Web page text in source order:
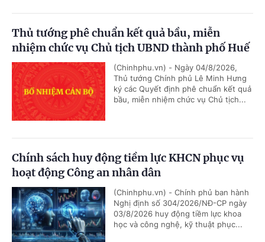
Thủ tướng phê chuẩn kết quả bầu, miễn
nhiệm chức vụ Chủ tịch UBND thành phố Huế
(Chinhphu.vn) - Ngày 04/8/2026,
Thủ tướng Chính phủ Lê Minh Hưng
ký các Quyết định phê chuẩn kết quả
bầu, miễn nhiệm chức vụ Chủ tịch...
Chính sách huy động tiềm lực KHCN phục vụ
hoạt động Công an nhân dân
(Chinhphu.vn) - Chính phủ ban hành
Nghị định số 304/2026/NĐ-CP ngày
03/8/2026 huy động tiềm lực khoa
học và công nghệ, kỹ thuật phục...